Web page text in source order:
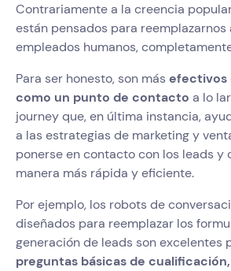
Contrariamente a la creencia
están pensados para reemplazarnos
empleados humanos,
Para ser honesto, son más efectivos
como un punto de contacto a lo
journey que, en última instancia,
a las estrategias de marketing y
ponerse en contacto con los leads y
manera más rápida y eficiente.
Por ejemplo, los robots de
diseñados para reemplazar los
generación de leads son excelentes
preguntas básicas de